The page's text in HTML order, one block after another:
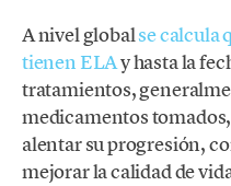
A nivel globalse calcula
tienen ELAy hasta la
tratamientos,
medicamentos
alentar su progresión,
mejorar la calidad de